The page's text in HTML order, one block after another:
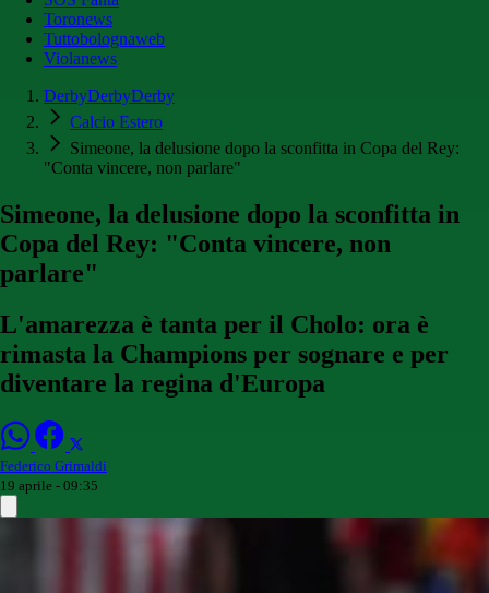
Toronews
Tuttobolognaweb
Violanews
DerbyDerbyDerby
Calcio Estero
Simeone, la delusione dopo la sconfitta in Copa del Rey:
"Conta vincere, non parlare"
Simeone, la delusione dopo la sconfitta in
Copa del Rey: "Conta vincere, non
parlare"
L'amarezza è tanta per il Cholo: ora è
rimasta la Champions per sognare e per
diventare la regina d'Europa
Federico Grimaldi
19 aprile - 09:35